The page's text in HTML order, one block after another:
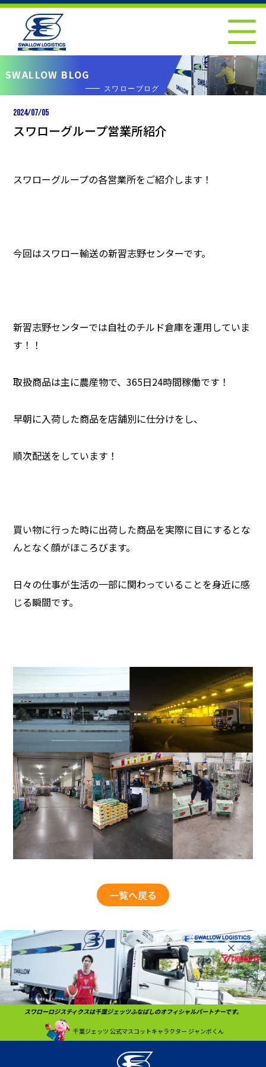
SWALLOW BLOG
スワローブログ
2024/07/05
スワローグループ営業所紹介
スワローグループの各営業所をご紹介します！
今回はスワロー輸送の新習志野センターです。
新習志野センターでは自社のチルド倉庫を運用していま
す！！
取扱商品は主に農産物で、365日24時間稼働です！
早朝に入荷した商品を店舗別に仕分けをし、
順次配送をしています！
買い物に行った時に出荷した商品を実際に目にするとな
んとなく顔がほころびます。
日々の仕事が生活の一部に関わっていることを身近に感
じる瞬間です。
一覧へ戻る
スワローロジスティクスは千葉ジェッツふなばしのオフィシャルパートナーです。
千葉ジェッツ 公式マスコットキャラクター ジャンボくん